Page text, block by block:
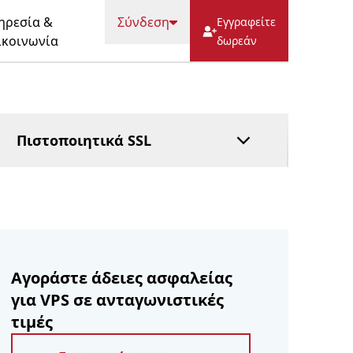
&
Σύνδεση
Εγγραφείτε
δωρεάν
Πιστοποιητικά SSL
HostFact
Αγοράστε άδειες ασφαλείας
για VPS σε ανταγωνιστικές
τιμές